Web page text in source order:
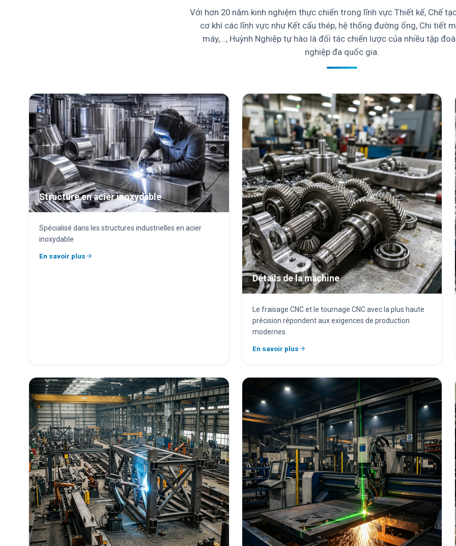
Với hơn 20 năm kinh nghiệm thực chiến trong lĩnh vực Thiết kế, Chế
cơ khí các lĩnh vực như Kết cấu thép, hệ thống đường ống, Chi tiết
máy,..., Huỳnh Nghiệp tự hào là đối tác chiến lược của nhiều tập
nghiệp đa quốc gia.
Structure en acier inoxydable
Spécialisé dans les structures industrielles en acier
inoxydable
En savoir plus
Détails de la machine
Le fraisage CNC et le tournage CNC avec la plus haute
précision répondent aux exigences de production
modernes.
En savoir plus